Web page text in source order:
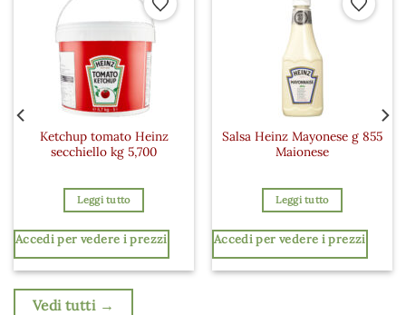
Aggiungi ai preferiti
Ketchup tomato Heinz
secchiello kg 5,700
Leggi tutto
Accedi per vedere i prezzi
Salsa Heinz Mayonese g 855
Maionese
Leggi tutto
Accedi per vedere i prezzi
ai preferiti
Vedi tutti →